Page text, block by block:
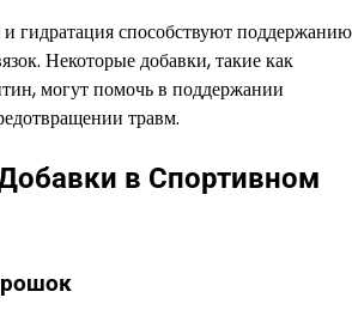
гидратация способствуют поддержанию
Некоторые добавки, такие как
могут помочь в поддержании
травм.
в Спортивном